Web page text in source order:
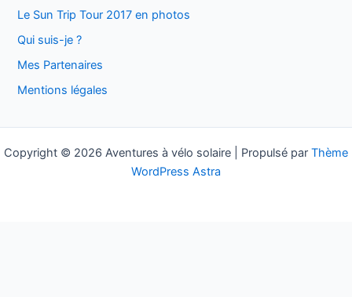
h
e
r
Le Sun Trip Tour 2017 en photos
Qui suis-je ?
Mes Partenaires
Mentions légales
Copyright © 2026 Aventures à vélo solaire | Propulsé par Thème
WordPress Astra